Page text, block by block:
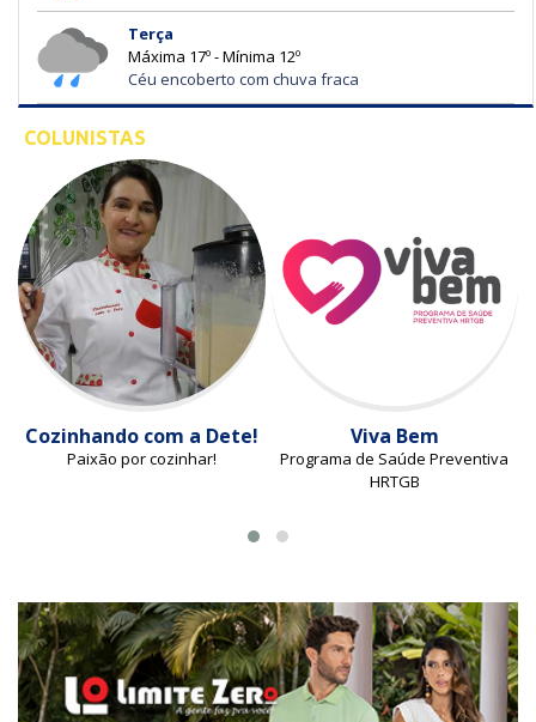
Terça
Máxima 17º - Mínima 12º
Céu encoberto com chuva fraca
COLUNISTAS
Cozinhando com a Dete!
Paixão por cozinhar!
Viva Bem
Programa de Saúde Preventiva
HRTGB